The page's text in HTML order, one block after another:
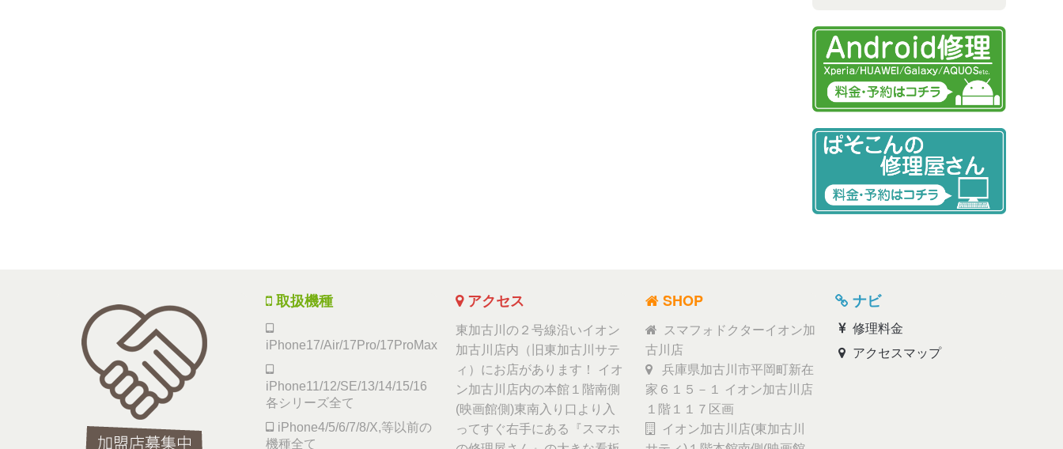
取扱機種
iPhone17/Air/17Pro/17ProMax
iPhone11/12/SE/13/14/15/16
各シリーズ全て
iPhone4/5/6/7/8/X,等以前の
機種全て
アクセス
東加古川の２号線沿いイオン
加古川店内（旧東加古川サテ
ィ）にお店があります！ イオ
ン加古川店内の本館１階南側
(映画館側)東南入り口より入
ってすぐ右手にある『スマホ
SHOP
スマフォドクターイオン加
古川店
兵庫県加古川市平岡町新在
家６１５－１ イオン加古川店
１階１１７区画
イオン加古川店(東加古川
ナビ
修理料金
アクセスマップ